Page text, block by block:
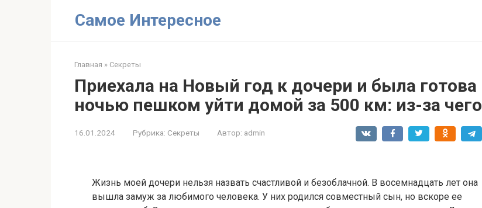
Самое Интересное
Главная » Секреты
Приехала на Новый год к дочери и была готова
ночью пешком уйти домой за 500 км: из-за чего
16.01.2024 Рубрика: Секреты Автор: admin
Жизнь моей дочери нельзя назвать счастливой и безоблачной. В восемнадцать лет она
вышла замуж за любимого человека. У них родился совместный сын, но вскоре ее